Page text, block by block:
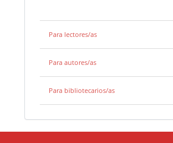
Para lectores/as
Para autores/as
Para bibliotecarios/as